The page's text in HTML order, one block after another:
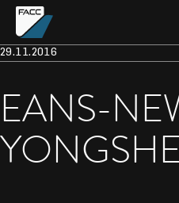
29.11.2016
EANS-